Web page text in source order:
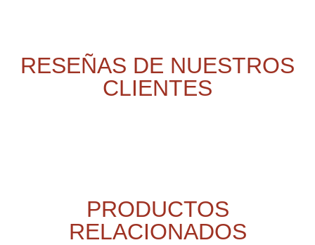
RESEÑAS DE NUESTROS
CLIENTES
PRODUCTOS
RELACIONADOS